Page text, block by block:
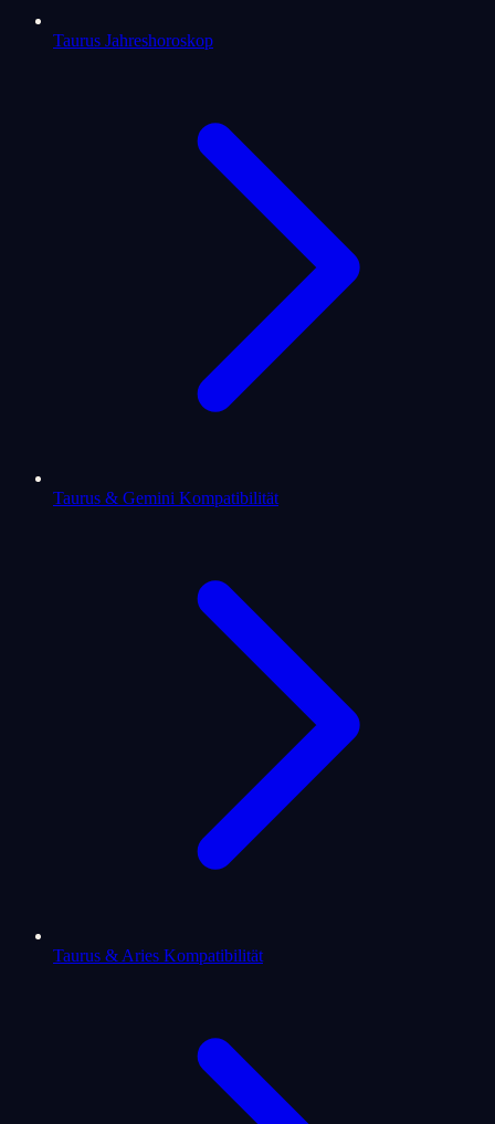
Taurus Jahreshoroskop
Taurus & Gemini Kompatibilität
Taurus & Aries Kompatibilität